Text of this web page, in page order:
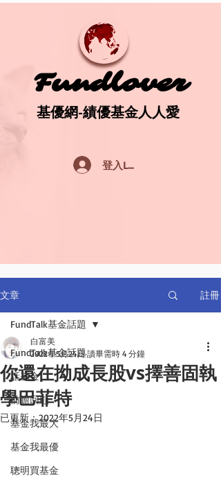
Fundlover
Fundlover
基優網-績優基金人人愛
基優網-績優基金人人愛
登入Log In
文章 註冊
FundTalk基金話題
話基金
前瞻回顧
基金我最大
基金我最優
聰明買基金
FundTalk基金話題
你還在拗成長股vs擇善固執
學巴菲特
白富美
2022年5月24日 讀畢需時 4 分鐘
已更新：2022年5月24日